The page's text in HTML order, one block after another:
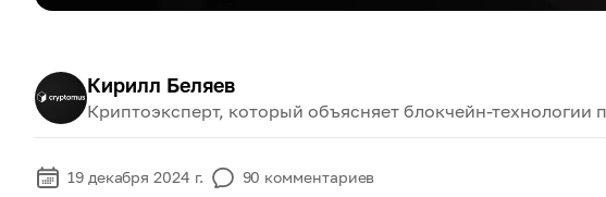
Кирилл Беляев
Криптоэксперт, который объясняет блокчейн-
19 декабря 2024 г. 90 комментариев